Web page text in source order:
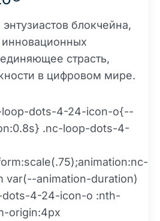
блокчейна,
страсть,
в цифровом мире.
loop-dots-4-24-icon-o{--
.nc-loop-dots-4-
var(--animation-duration)
4-24-icon-o :nth-
origin:4px